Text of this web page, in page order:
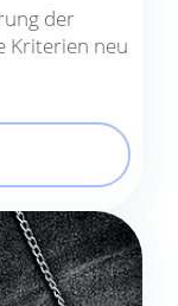
der
Kriterien neu